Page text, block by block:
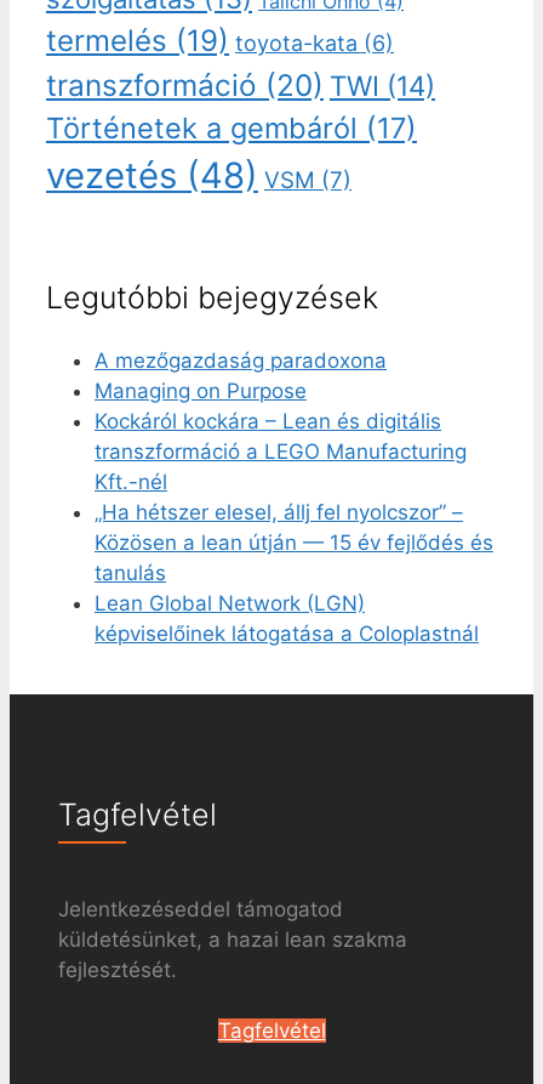
termelés (19) toyota-kata (6)
transzformáció (20) TWI (14)
Történetek a gembáról (17)
vezetés (48) VSM (7)
Legutóbbi bejegyzések
A mezőgazdaság paradoxona
Managing on Purpose
Kockáról kockára – Lean és digitális
transzformáció a LEGO Manufacturing
Kft.-nél
„Ha hétszer elesel, állj fel nyolcszor” –
Közösen a lean útján — 15 év fejlődés és
tanulás
Lean Global Network (LGN)
képviselőinek látogatása a Coloplastnál
Tagfelvétel
Jelentkezéseddel támogatod
küldetésünket, a hazai lean szakma
fejlesztését.
Tagfelvétel